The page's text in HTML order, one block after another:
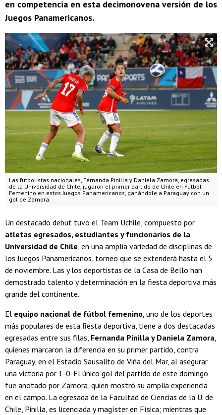
en competencia en esta decimonovena versión de los
Juegos Panamericanos.
Las futbolistas nacionales, Fernanda Pinilla y Daniela Zamora, egresadas
de la Universidad de Chile, jugaron el primer partido de Chile en Fútbol
Femenino en estos Juegos Panamericanos, ganándole a Paraguay con un
gol de Zamora.
Un destacado debut tuvo el Team Uchile, compuesto por
atletas egresados, estudiantes y funcionarios de la
Universidad de Chile , en una amplia variedad de disciplinas de
los Juegos Panamericanos, torneo que se extenderá hasta el 5
de noviembre. Las y los deportistas de la Casa de Bello han
demostrado talento y determinación en la fiesta deportiva más
grande del continente.
El equipo nacional de fútbol femenino , uno de los deportes
más populares de esta fiesta deportiva, tiene a dos destacadas
egresadas entre sus filas, Fernanda Pinilla y Daniela Zamora
quienes marcaron la diferencia en su primer partido, contra
Paraguay, en el Estadio Sausalito de Viña del Mar, al asegurar
una victoria por 1-0. El único gol del partido de este domingo
fue anotado por Zamora, quien mostró su amplia experiencia
en el campo. La egresada de la Facultad de Ciencias de la U. de
Chile, Pinilla, es licenciada y magíster en Física; mientras que